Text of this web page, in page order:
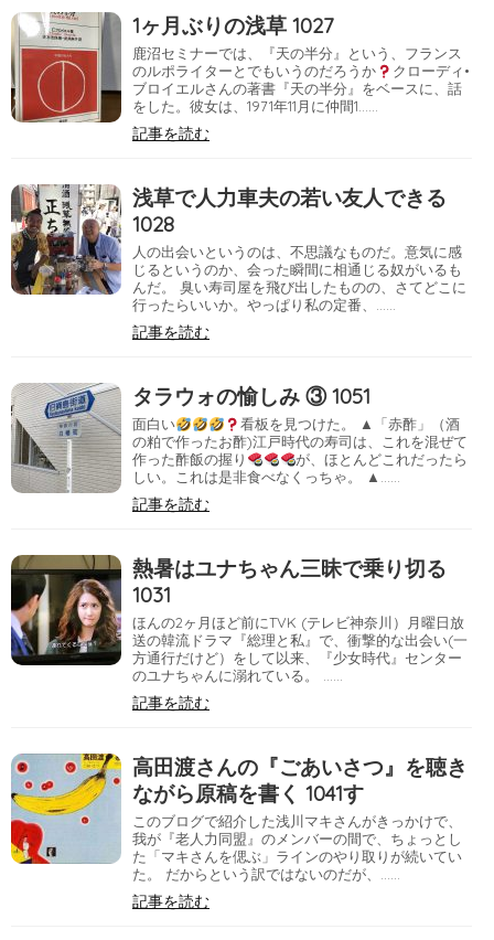
1ヶ月ぶりの浅草 1027
鹿沼セミナーでは、『天の半分』という、フランス
のルポライターとでもいうのだろうか
クローディ•
ブロイエルさんの著書『天の半分』をベースに、話
をした。彼女は、1971年11月に仲間1……
記事を読む
浅草で人力車夫の若い友人できる
1028
人の出会いというのは、不思議なものだ。意気に感
じるというのか、会った瞬間に相通じる奴がいるも
んだ。 臭い寿司屋を飛び出したものの、さてどこに
行ったらいいか。やっぱり私の定番、……
記事を読む
タラウォの愉しみ ③ 1051
面白い
看板を見つけた。 ▲「赤酢」（酒
の粕で作ったお酢)江戸時代の寿司は、これを混ぜて
作った酢飯の握り
が、ほとんどこれだったら
しい。これは是非食べなくっちゃ。 ▲……
記事を読む
熱暑はユナちゃん三昧で乗り切る
1031
ほんの2ヶ月ほど前にTVK (テレビ神奈川）月曜日放
送の韓流ドラマ『総理と私』で、衝撃的な出会い(一
方通行だけど）をして以来、『少女時代』センター
のユナちゃんに溺れている。 ……
記事を読む
高田渡さんの『ごあいさつ』を聴き
ながら原稿を書く 1041す
このブログで紹介した浅川マキさんがきっかけで、
我が『老人力同盟』のメンバーの間で、ちょっとし
た「マキさんを偲ぶ」ラインのやり取りが続いてい
た。 だからという訳ではないのだが、……
記事を読む